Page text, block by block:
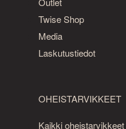
Twise Shop
Media
Laskutustiedot
OHEISTARVIKKEET
Kaikki oheistarvikkeet